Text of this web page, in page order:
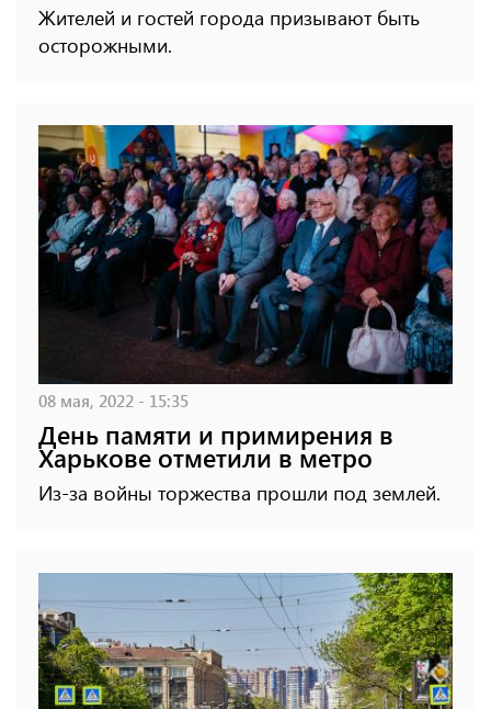
Жителей и гостей города призывают быть
осторожными.
08 мая, 2022 - 15:35
День памяти и примирения в
Харькове отметили в метро
Из-за войны торжества прошли под землей.